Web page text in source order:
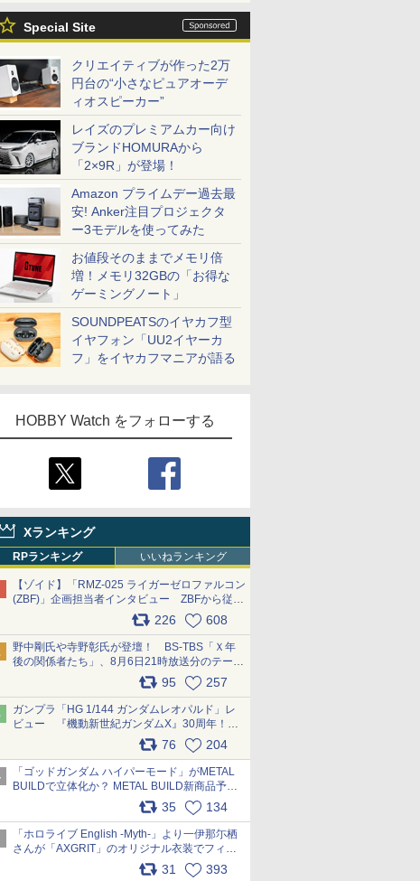
Special Site
クリエイティブが作った2万
円台の“小さなピュアオーデ
ィオスピーカー”
レイズのプレミアムカー向け
ブランドHOMURAから
「2×9R」が登場！
Amazon プライムデー過去最
安! Anker注目プロジェクタ
ー3モデルを使ってみた
お値段そのままでメモリ倍
増！メモリ32GBの「お得な
ゲーミングノート」
SOUNDPEATSのイヤカフ型
イヤフォン「UU2イヤーカ
フ」をイヤカフマニアが語る
HOBBY Watch をフォローする
Xランキング
RPランキング いいねランキング
【ゾイド】「RMZ-025 ライガーゼロファルコン
(ZBF)」企画担当者インタビュー ZBFから従来
デザインまで再現可能なボリューム満点のキッ
ト pic.x.com/6zOqQAQKkX
226 608
野中剛氏や寺野彰氏が登壇！ BS-TBS「Ｘ年
後の関係者たち」、8月6日21時放送分のテーマ
は「超合金」！ pic.x.com/uWyt1uyuFm
95 257
ガンプラ「HG 1/144 ガンダムレオパルド」レ
ビュー 『機動新世紀ガンダムX』30周年！イ
ンナーアームガトリングの変形機構まで再現し
最新フォーマットでキット化！
pic.x.com/nszPIDTpbg
76 204
「ゴッドガンダム ハイパーモード」がMETAL
BUILDで立体化か？ METAL BUILD新商品予告
が公開 pic.x.com/HIcLLIM3ar35 134
「ホロライブ English -Myth-」より一伊那尓栖
さんが「AXGRIT」のオリジナル衣装でフィギ
ュア化 pic.x.com/YMGhdIAzNa
31 393